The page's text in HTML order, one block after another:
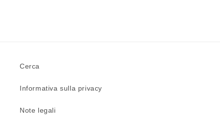
Cerca
Informativa sulla privacy
Note legali